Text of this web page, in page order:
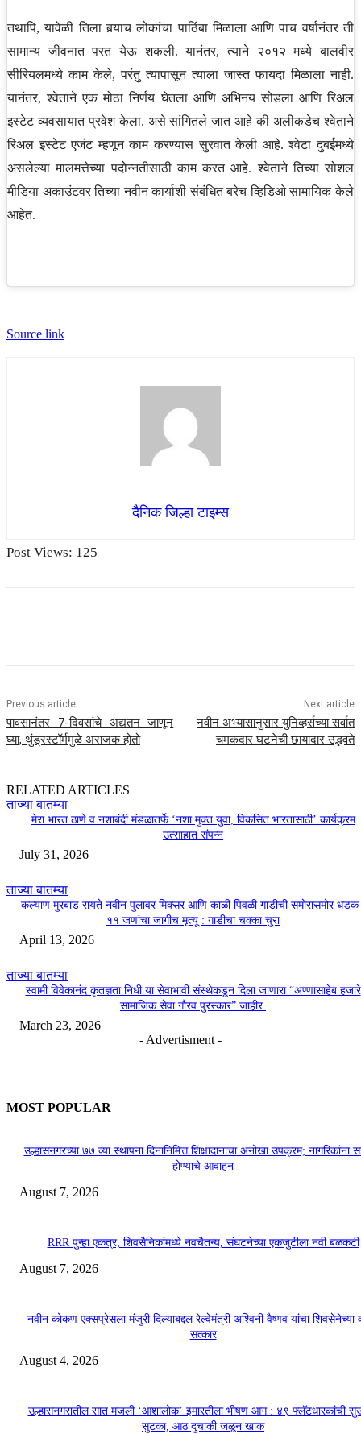
तथापि, यावेळी तिला बर्‍याच लोकांचा पाठिंबा मिळाला आणि पाच वर्षांनंतर ती
सामान्य जीवनात परत येऊ शकली. यानंतर, त्याने २०१२ मध्ये बालवीर
सीरियलमध्ये काम केले, परंतु त्यापासून त्याला जास्त फायदा मिळाला नाही.
यानंतर, श्वेताने एक मोठा निर्णय घेतला आणि अभिनय सोडला आणि रिअल
इस्टेट व्यवसायात प्रवेश केला. असे सांगितले जात आहे की अलीकडेच श्वेताने
रिअल इस्टेट एजंट म्हणून काम करण्यास सुरवात केली आहे. श्वेटा दुबईमध्ये
असलेल्या मालमत्तेच्या पदोन्नतीसाठी काम करत आहे. श्वेताने तिच्या सोशल
मीडिया अकाउंटवर तिच्या नवीन कार्याशी संबंधित बरेच व्हिडिओ सामायिक केले
आहेत.
Source link
दैनिक जिल्हा टाइम्स
Post Views: 125
Previous article
पावसानंतर 7-दिवसांचे अद्यतन जाणून
घ्या, थुंड्रस्टॉर्ममुळे अराजक होतो
Next article
नवीन अभ्यासानुसार युनिव्हर्सच्या सर्वात
चमकदार घटनेची छायादार उद्भवते
RELATED ARTICLES
ताज्या बातम्या
मेरा भारत ठाणे व नशाबंदी मंडळातर्फे ‘नशा मुक्त युवा, विकसित भारतासाठी’ कार्यक्रम
उत्साहात संपन्न
July 31, 2026
ताज्या बातम्या
कल्याण मुरबाड रायते नवीन पुलावर मिक्सर आणि काळी पिवळी गाडीची समोरासमोर
११ जणांचा जागीच मृत्यू : गाडीचा चक्का चुरा
April 13, 2026
ताज्या बातम्या
स्वामी विवेकानंद कृतज्ञता निधी या सेवाभावी संस्थेकडून दिला जाणारा “अण्णासाहेब हजारे
सामाजिक सेवा गौरव पुरस्कार” जाहीर.
March 23, 2026
- Advertisment -
MOST POPULAR
उल्हासनगरच्या ७७ व्या स्थापना दिनानिमित्त शिक्षादानाचा अनोखा उपक्रम; नागरिकांना
होण्याचे आवाहन
August 7, 2026
RRR पुन्हा एकत्र; शिवसैनिकांमध्ये नवचैतन्य, संघटनेच्या एकजुटीला नवी बळकटी
August 7, 2026
नवीन कोकण एक्सप्रेसला मंजुरी दिल्याबद्दल रेल्वेमंत्री अश्विनी वैष्णव यांचा शिवसेनेच्या
सत्कार
August 4, 2026
उल्हासनगरातील सात मजली ‘आशालोक’ इमारतीला भीषण आग : ४९ फ्लॅटधारकांची
सुटका, आठ दुचाकी जळून खाक